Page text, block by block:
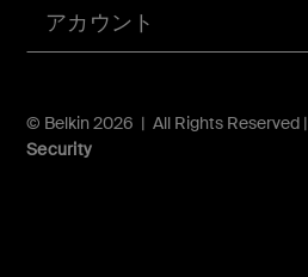
アカウント
© Belkin 2026 | All Rights Reserved |
Security